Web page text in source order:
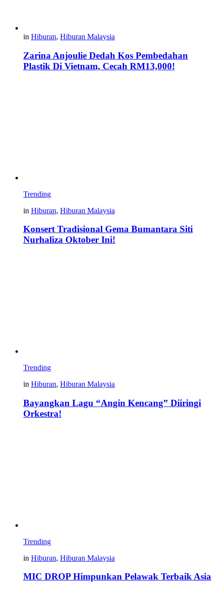
in Hiburan, Hiburan Malaysia
Zarina Anjoulie Dedah Kos Pembedahan
Plastik Di Vietnam, Cecah RM13,000!
Trending
in Hiburan, Hiburan Malaysia
Konsert Tradisional Gema Bumantara Siti
Nurhaliza Oktober Ini!
Trending
in Hiburan, Hiburan Malaysia
Bayangkan Lagu “Angin Kencang” Diiringi
Orkestra!
Trending
in Hiburan, Hiburan Malaysia
MIC DROP Himpunkan Pelawak Terbaik Asia